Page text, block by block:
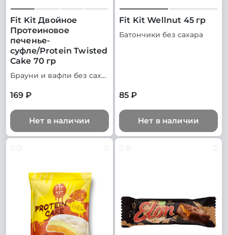
Fit Kit Двойное
Протеиновое
печенье-
суфле/Protein Twisted
Cake 70 гр
Брауни и вафли без сахара
169 ₽
Нет в наличии
Fit Kit Wellnut 45 гр
Батончики без сахара
85 ₽
Нет в наличии
0 0